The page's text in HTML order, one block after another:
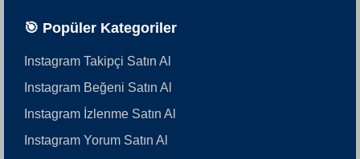
🎯 Popüler Kategoriler
Instagram Takipçi Satın Al
Instagram Beğeni Satın Al
Instagram İzlenme Satın Al
Instagram Yorum Satın Al